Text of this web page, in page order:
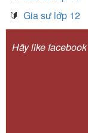
🔰 Gia sư lớp 12
Hãy like